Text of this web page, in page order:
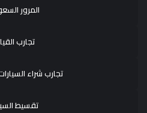
المرور
تجارب
تجارب شراء
تقسيط